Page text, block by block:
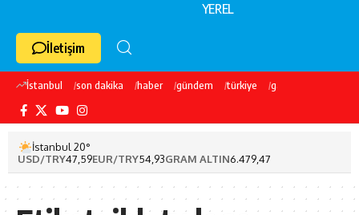
YEREL
İletişim
İstanbul son dakika haber gündem türkiye galatasaray
İstanbul 20°
USD/TRY47,59EUR/TRY54,93GRAM ALTIN6.479,47